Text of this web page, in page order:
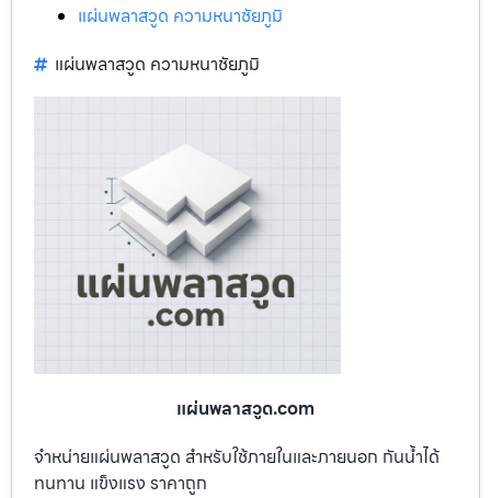
แผ่นพลาสวูด ความหนาชัยภูมิ
แผ่นพลาสวูด ความหนาชัยภูมิ
แผ่นพลาสวูด.com
จำหน่ายแผ่นพลาสวูด สำหรับใช้ภายในและภายนอก กันน้ำได้
ทนทาน แข็งแรง ราคาถูก